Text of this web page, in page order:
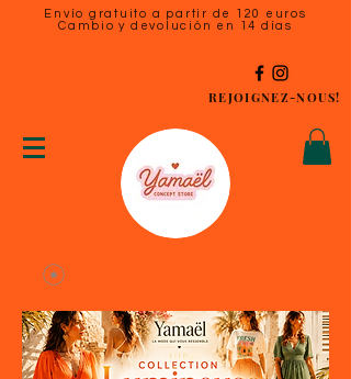
Envío gratuito a partir de 120 euros
Cambio y devolución en 14 días
REJOIGNEZ-NOUS!